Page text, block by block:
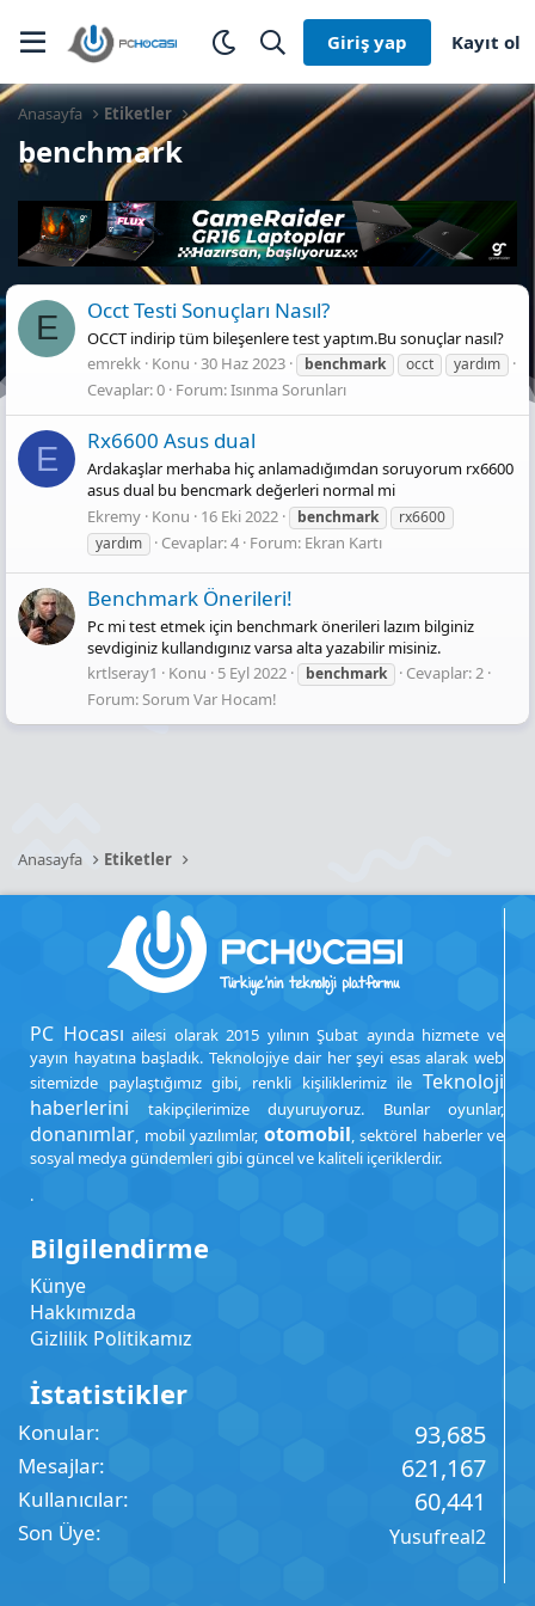
Giriş yap Kayıt ol
Anasayfa Etiketler
benchmark
E Occt Testi Sonuçları Nasıl?
OCCT indirip tüm bileşenlere test yaptım.Bu sonuçlar nasıl?
emrekk Konu 30 Haz 2023 benchmark occt yardım
Cevaplar: 0 Forum:Isınma Sorunları
E Rx6600 Asus dual
Ardakaşlar merhaba hiç anlamadığımdan soruyorum rx6600
asus dual bu bencmark değerleri normal mi
Ekremy Konu 16 Eki 2022 benchmark
rx6600
yardım
Cevaplar: 4 Forum: Ekran Kartı
Benchmark Önerileri!
Pc mi test etmek için benchmark önerileri lazım bilginiz
sevdiginiz kullandıgınız varsa alta yazabilir misiniz.
krtlseray1
Konu 5 Eyl 2022 benchmark
Cevaplar: 2
Forum:Sorum Var Hocam!
Anasayfa Etiketler
PC Hocası ailesi olarak 2015 yılının Şubat ayında hizmete ve
yayın hayatına başladık. Teknolojiye dair her şeyi esas alarak web
sitemizde paylaştığımız gibi, renkli kişiliklerimiz ile Teknoloji
haberlerini takipçilerimize duyuruyoruz. Bunlar oyunlar,
donanımlar, mobil yazılımlar, otomobil, sektörel haberler ve
sosyal medya gündemleri gibi güncel ve kaliteli içeriklerdir.
.
Bilgilendirme
Künye
Hakkımızda
Gizlilik Politikamız
İstatistikler
Konular 93,685
Mesajlar 621,167
Kullanıcılar 60,441
Son Üye Yusufreal2